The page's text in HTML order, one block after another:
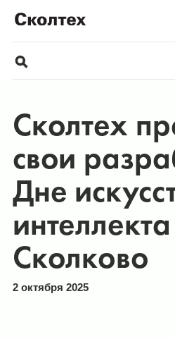
Сколтех
свои
Дне
Сколково
2 октября 2025